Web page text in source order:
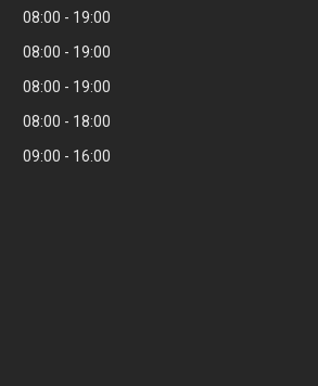
08:00
19:00
08:00
19:00
08:00
19:00
08:00
18:00
09:00 16:00